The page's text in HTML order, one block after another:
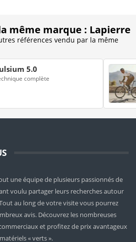
même marque : Lapierre
références vendu par la même
5.0
complète
une équipe de plusieurs passionnés de
voulu partager leurs recherches autour
au long de votre visite vous pourrez
avis. Découvrez les nombreuses
et profitez de prix avantageux
« verts ».